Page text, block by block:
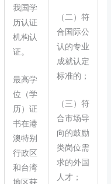
我国学
历认证
机构认
证。
最高学
位（学
历）证
书在港
澳特别
行政区
和台湾
（二）符
合国际公
认的专业
成就认定
标准的；
（三）符
合市场导
向的鼓励
类岗位需
求的外国
人才；